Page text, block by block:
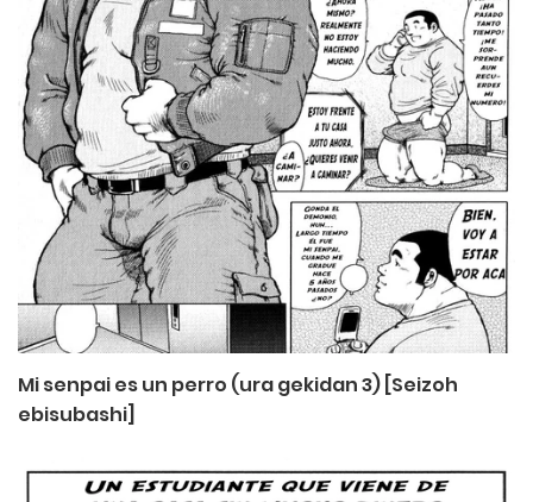
Mi senpai es un perro (ura gekidan 3) [Seizoh
ebisubashi]